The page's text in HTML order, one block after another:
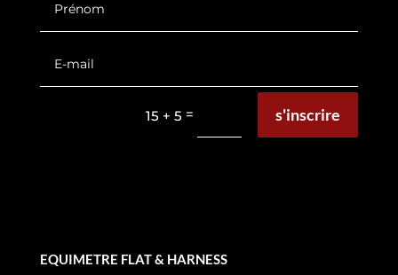
15 + 5 = s'inscrire
EQUIMETRE FLAT & HARNESS